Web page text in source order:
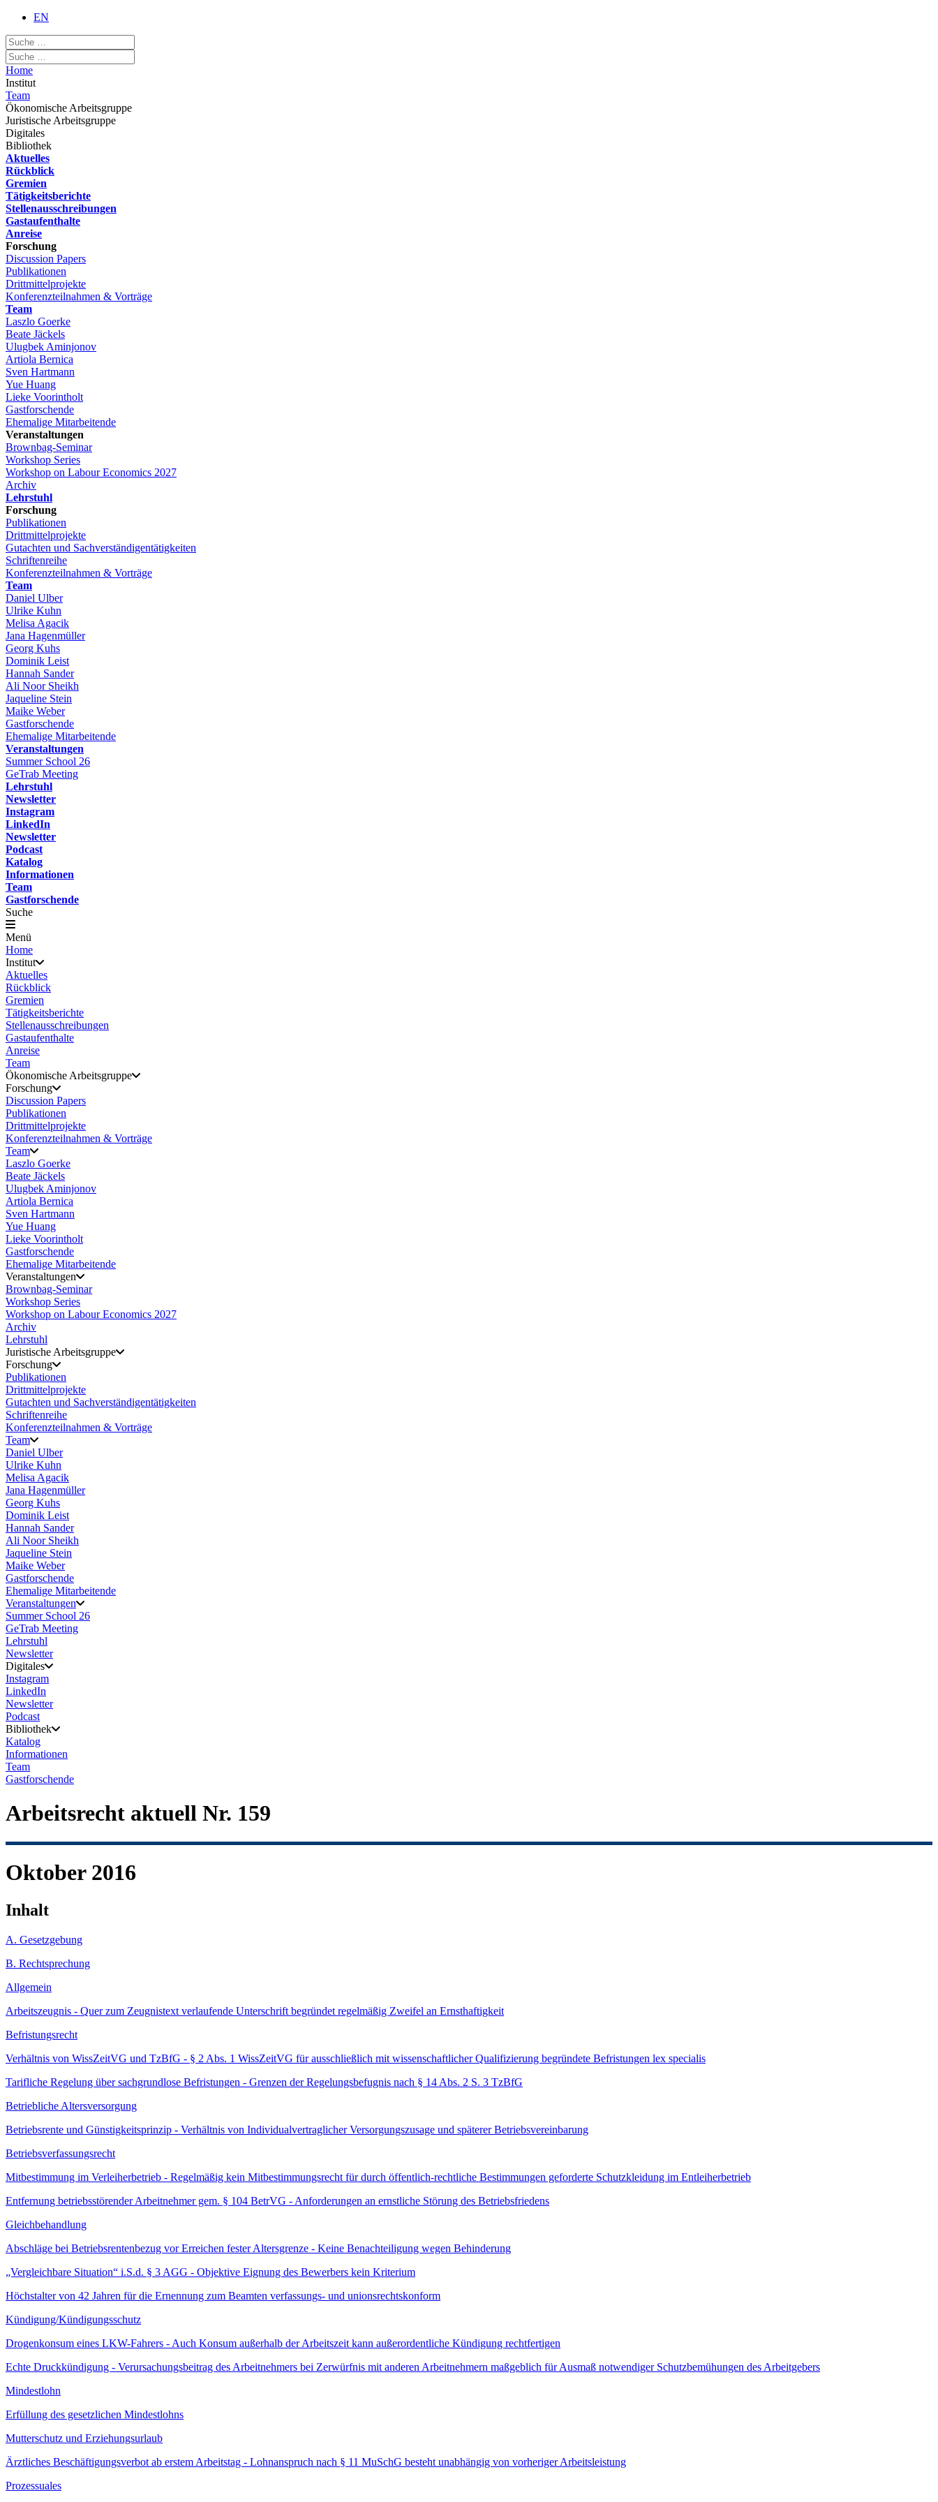
EN
Home
Institut
Team
Ökonomische Arbeitsgruppe
Juristische Arbeitsgruppe
Digitales
Bibliothek
Aktuelles
Rückblick
Gremien
Tätigkeitsberichte
Stellenausschreibungen
Gastaufenthalte
Anreise
Forschung
Discussion Papers
Publikationen
Drittmittelprojekte
Konferenzteilnahmen & Vorträge
Team
Laszlo Goerke
Beate Jäckels
Ulugbek Aminjonov
Artiola Bernica
Sven Hartmann
Yue Huang
Lieke Voorintholt
Gastforschende
Ehemalige Mitarbeitende
Veranstaltungen
Brownbag-Seminar
Workshop Series
Workshop on Labour Economics 2027
Archiv
Lehrstuhl
Forschung
Publikationen
Drittmittelprojekte
Gutachten und Sachverständigentätigkeiten
Schriftenreihe
Konferenzteilnahmen & Vorträge
Team
Daniel Ulber
Ulrike Kuhn
Melisa Agacik
Jana Hagenmüller
Georg Kuhs
Dominik Leist
Hannah Sander
Ali Noor Sheikh
Jaqueline Stein
Maike Weber
Gastforschende
Ehemalige Mitarbeitende
Veranstaltungen
Summer School 26
GeTrab Meeting
Lehrstuhl
Newsletter
Instagram
LinkedIn
Newsletter
Podcast
Katalog
Informationen
Team
Gastforschende
Suche
Menü
Home
Institut
Aktuelles
Rückblick
Gremien
Tätigkeitsberichte
Stellenausschreibungen
Gastaufenthalte
Anreise
Team
Ökonomische Arbeitsgruppe
Forschung
Discussion Papers
Publikationen
Drittmittelprojekte
Konferenzteilnahmen & Vorträge
Team
Laszlo Goerke
Beate Jäckels
Ulugbek Aminjonov
Artiola Bernica
Sven Hartmann
Yue Huang
Lieke Voorintholt
Gastforschende
Ehemalige Mitarbeitende
Veranstaltungen
Brownbag-Seminar
Workshop Series
Workshop on Labour Economics 2027
Archiv
Lehrstuhl
Juristische Arbeitsgruppe
Forschung
Publikationen
Drittmittelprojekte
Gutachten und Sachverständigentätigkeiten
Schriftenreihe
Konferenzteilnahmen & Vorträge
Team
Daniel Ulber
Ulrike Kuhn
Melisa Agacik
Jana Hagenmüller
Georg Kuhs
Dominik Leist
Hannah Sander
Ali Noor Sheikh
Jaqueline Stein
Maike Weber
Gastforschende
Ehemalige Mitarbeitende
Veranstaltungen
Summer School 26
GeTrab Meeting
Lehrstuhl
Newsletter
Digitales
Instagram
LinkedIn
Newsletter
Podcast
Bibliothek
Katalog
Informationen
Team
Gastforschende
Arbeitsrecht aktuell Nr. 159
Oktober 2016
Inhalt
A. Gesetzgebung
B. Rechtsprechung
Allgemein
Arbeitszeugnis - Quer zum Zeugnistext verlaufende Unterschrift begründet regelmäßig Zweifel an Ernsthaftigkeit
Befristungsrecht
Verhältnis von WissZeitVG und TzBfG - § 2 Abs. 1 WissZeitVG für ausschließlich mit wissenschaftlicher Qualifizierung begründete Befristungen lex specialis
Tarifliche Regelung über sachgrundlose Befristungen - Grenzen der Regelungsbefugnis nach § 14 Abs. 2 S. 3 TzBfG
Betriebliche Altersversorgung
Betriebsrente und Günstigkeitsprinzip - Verhältnis von Individualvertraglicher Versorgungszusage und späterer Betriebsvereinbarung
Betriebsverfassungsrecht
Mitbestimmung im Verleiherbetrieb - Regelmäßig kein Mitbestimmungsrecht für durch öffentlich-rechtliche Bestimmungen geforderte Schutzkleidung im Entleiherbetrieb
Entfernung betriebsstörender Arbeitnehmer gem. § 104 BetrVG - Anforderungen an ernstliche Störung des Betriebsfriedens
Gleichbehandlung
Abschläge bei Betriebsrentenbezug vor Erreichen fester Altersgrenze - Keine Benachteiligung wegen Behinderung
„Vergleichbare Situation“ i.S.d. § 3 AGG - Objektive Eignung des Bewerbers kein Kriterium
Höchstalter von 42 Jahren für die Ernennung zum Beamten verfassungs- und unionsrechtskonform
Kündigung/Kündigungsschutz
Drogenkonsum eines LKW-Fahrers - Auch Konsum außerhalb der Arbeitszeit kann außerordentliche Kündigung rechtfertigen
Echte Druckkündigung - Verursachungsbeitrag des Arbeitnehmers bei Zerwürfnis mit anderen Arbeitnehmern maßgeblich für Ausmaß notwendiger Schutzbemühungen des Arbeitgebers
Mindestlohn
Erfüllung des gesetzlichen Mindestlohns
Mutterschutz und Erziehungsurlaub
Ärztliches Beschäftigungsverbot ab erstem Arbeitstag - Lohnanspruch nach § 11 MuSchG besteht unabhängig von vorheriger Arbeitsleistung
Prozessuales